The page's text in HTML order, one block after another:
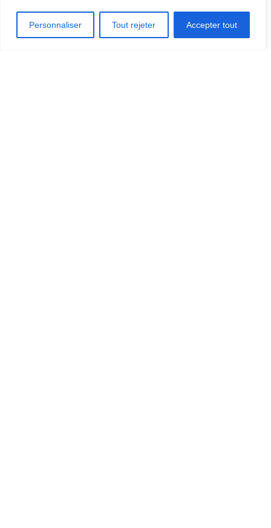
Personnaliser Tout rejeter Accepter tout